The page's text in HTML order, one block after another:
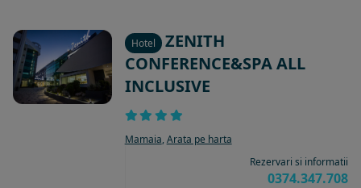
Hotel
ZENITH
CONFERENCE&SPA ALL
INCLUSIVE
Mamaia, Arata pe harta
Rezervari si informatii
0374.347.708